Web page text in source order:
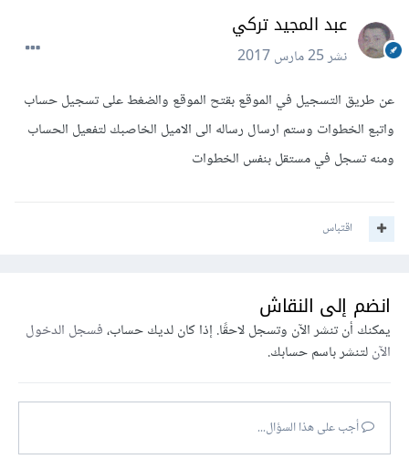
عبد المجيد تركي
نشر25 مارس 2017
عن طريق التسجيل في الموقع بقتح الموقع والضغط على تسجيل حساب
واتبع الخطوات وستم ارسال رساله الى الاميل الخاصبك لتفعيل الحساب
ومنه تسجل في مستقل بنفس الخطوات
اقتباس
انضم إلى النقاش
يمكنك أن تنشر الآن وتسجل لاحقًا. إذا كان لديك حساب،فسجل الدخول
الآنلتنشر باسم حسابك.
أجب على هذا السؤال...